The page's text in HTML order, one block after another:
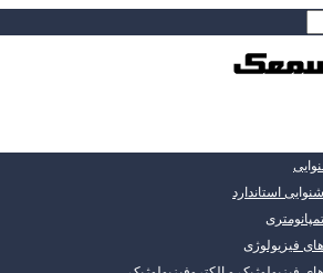
استاندارد
فیزیولوژی